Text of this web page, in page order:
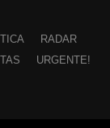
RADAR
URGENTE!